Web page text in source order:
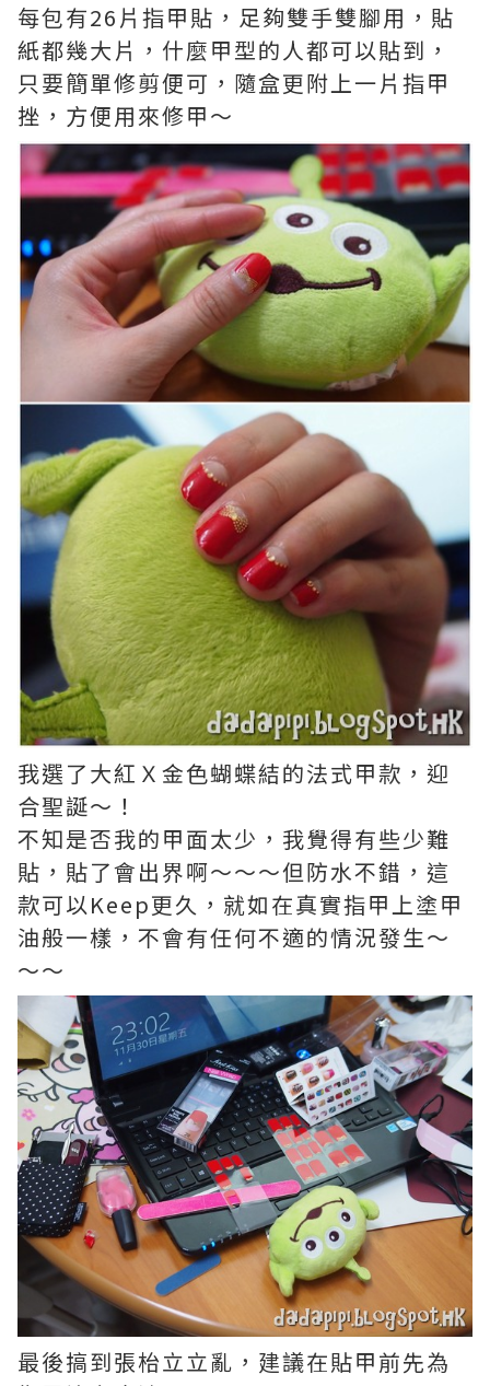
每包有26片指甲貼，足夠雙手雙腳用，貼
紙都幾大片，什麼甲型的人都可以貼到，
只要簡單修剪便可，隨盒更附上一片指甲
挫，方便用來修甲～
我選了大紅Ｘ金色蝴蝶結的法式甲款，迎
合聖誕～！
不知是否我的甲面太少，我覺得有些少難
貼，貼了會出界啊～～～但防水不錯，這
款可以Keep更久，就如在真實指甲上塗甲
油般一樣，不會有任何不適的情況發生～
～～
最後搞到張枱立立亂，建議在貼甲前先為